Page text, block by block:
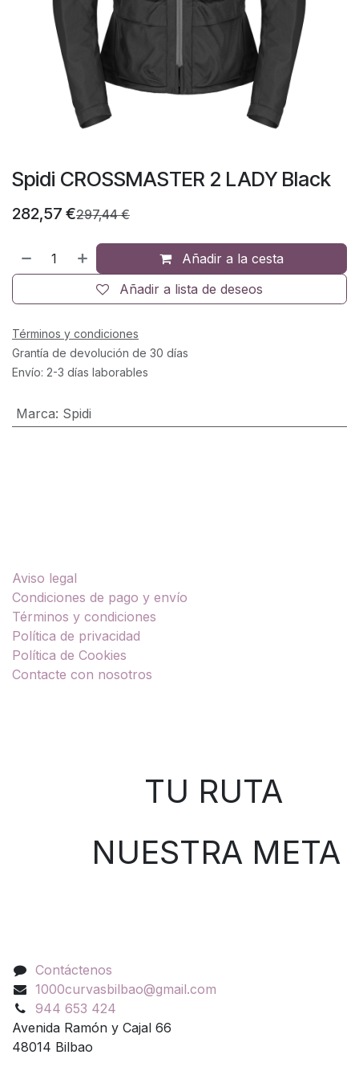
Spidi CROSSMASTER 2 LADY Black
282,57 €297,44€
Añadir a la cesta
Añadir a lista de deseos
Términos y condiciones
Grantía de devolución de 30 días
Envío: 2-3 días laborables
Marca: Spidi
Aviso legal
Condiciones de pago y envío
Términos y condiciones
Política de privacidad
Política de Cookies
Contacte con nosotros
TU RUTA
NUESTRA META
Contáctenos
1000curvasbilbao@gmail.com
944 653 424
Avenida Ramón y Cajal 66
48014 Bilbao